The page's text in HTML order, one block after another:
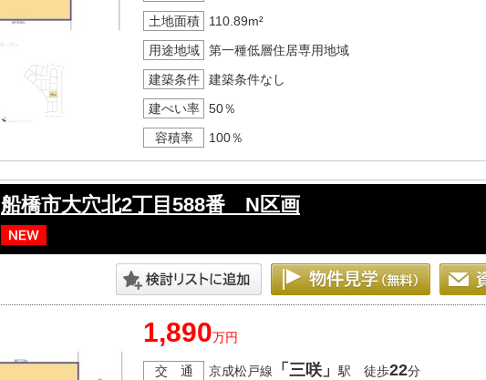
土地面積
110.89m²
用途地域
第一種低層住居専用地域
建築条件
建築条件なし
建ぺい率
50％
容積率
100％
船橋市大穴北2丁目588番 N区画
1,890万円
交 通 京成松戸線 「三咲」駅 徒歩22分